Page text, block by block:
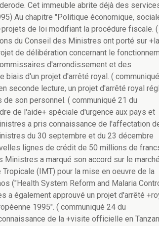
Cet immeuble abrite déjà des
Au chapitre "Politique économique,
de loi modifiant la procédure fiscale. (
du Conseil des Ministres ont porté sur +la
de délibération concernant le
d'arrondissement et des
d'un projet d'arrêté royal. (
lecture, un projet d'arrêté royal
son personnel. ( communiqué 21 du
de l'aide+ spéciale d'urgence aux pays et
a pris connaissance de l'affectation
du 30 septembre et du 23 décembre
lignes de crédit de 50 millions de
a marqué son accord sur le
(IMT) pour la mise en oeuvre de la
("Health System Reform and Malaria
également approuvé un projet d'arrêté
1995". ( communiqué 24 du
de la +visite officielle en